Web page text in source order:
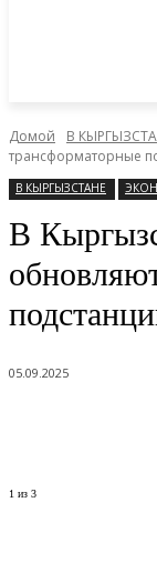
Домой В
трансформаторные
В КЫРГЫЗСТАНЕ
В
05.09.2025
1 из 3